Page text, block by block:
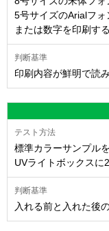
5号サイズのArialフォ
または数字を印刷する
印刷内容が鮮明で読
標準カラーサンプルを
UVライトボックスに
入れる前と入れた後